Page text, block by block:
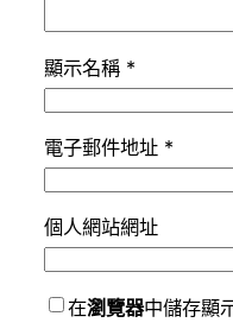
顯示名稱 *
電子郵件地址 *
個人網站網址
在瀏覽器中儲存顯